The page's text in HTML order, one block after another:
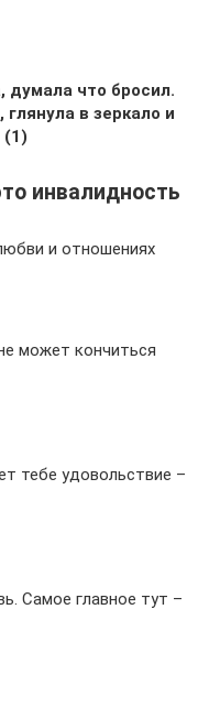
думала что бросил.
в зеркало и
инвалидность
и отношениях
может кончиться
тебе удовольствие –
Самое главное тут –